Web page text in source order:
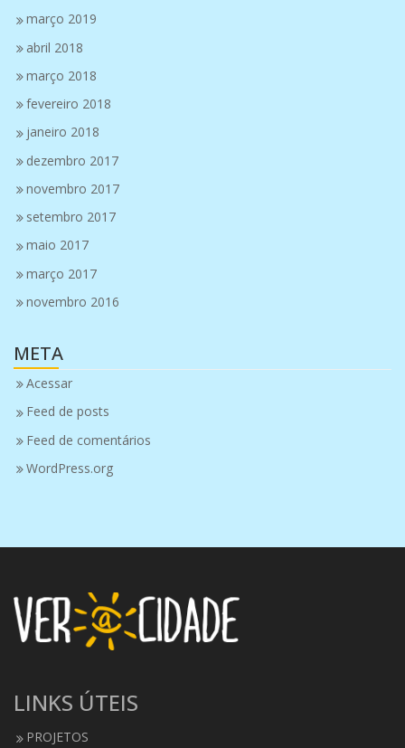
março 2019
abril 2018
março 2018
fevereiro 2018
janeiro 2018
dezembro 2017
novembro 2017
setembro 2017
maio 2017
março 2017
novembro 2016
META
Acessar
Feed de posts
Feed de comentários
WordPress.org
LINKS ÚTEIS
PROJETOS